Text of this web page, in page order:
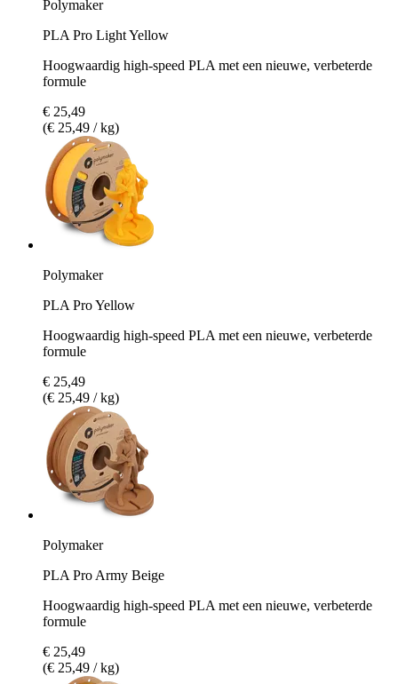
Polymaker
PLA Pro Light Yellow
Hoogwaardig high-speed PLA met een nieuwe, verbeterde
formule
€ 25,49
(€ 25,49 / kg)
Polymaker
PLA Pro Yellow
Hoogwaardig high-speed PLA met een nieuwe, verbeterde
formule
€ 25,49
(€ 25,49 / kg)
Polymaker
PLA Pro Army Beige
Hoogwaardig high-speed PLA met een nieuwe, verbeterde
formule
€ 25,49
(€ 25,49 / kg)